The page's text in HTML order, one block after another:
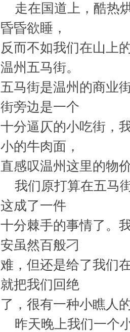
走在国道上，酷热
昏昏欲睡，
反而不如我们在山上
温州五马街。
五马街是温州的商业
街旁边是一个
十分逼仄的小吃街，
小的牛肉面，
直感叹温州这里的物
我们原打算在五马
这成了一件
十分棘手的事情了。
安虽然百般刁
难，但还是给了我们
就把我们回绝
了，很有一种小瞧人
昨天晚上我们一个